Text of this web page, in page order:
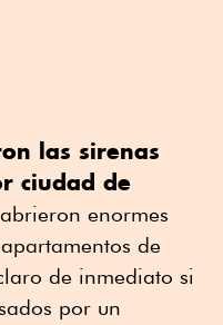
las sirenas
ciudad de
enormes
de
de inmediato si
por un